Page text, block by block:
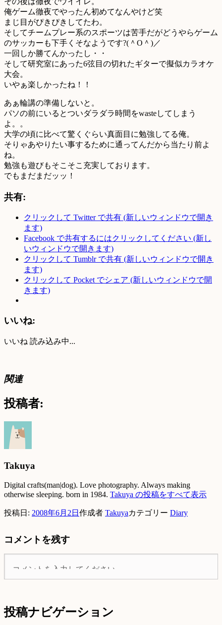
俺ゲーム徹夜でやったん初めてなんやけど笑
まじ目がぴきぴきしてたわ。
そしてチームプレー系のスポーツは苦手だがどうやらゲーム
のサッカーも下手くそなようです?(＾O＾)／
一回しか勝てんかったし・・
そして研究室にあった6弦目の切れたギターで擬似カラオケ
大会。
いやぁ楽しかったね！！
あぁ輪講の準備しないと。
パソの前にいるとついダラダラ時間をwasteしてしまう
よ。。
大学の頃に比べて驚くぐらい真面目に勉強してる俺。
そりゃあやりたい事するために通ってんだから当たり前よ
ね。
勉強も遊びもそこそこ充実しております。
でもまだまだッッ！
共有:
クリックして Twitter で共有 (新しいウィンドウで開き
ます)
Facebook で共有するにはクリックしてください (新し
いウィンドウで開きます)
クリックして Tumblr で共有 (新しいウィンドウで開き
ます)
クリックして Pocket でシェア (新しいウィンドウで開
きます)
いいね:
いいね 読み込み中...
関連
投稿者:
Takuya
Digital crafts(man|dog). Love photography. Always making
otherwise sleeping. born in 1984. Takuya の投稿をすべて表示
投稿日: 2008年6月2日 作成者 Takuyaカテゴリー Diary
コメントを残す
投稿ナビゲーション